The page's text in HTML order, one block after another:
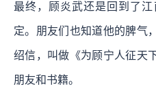
最终，顾炎武还是回到了
定。朋友们也知道他的脾气
绍信，叫做《为顾宁人征天
朋友和书籍。